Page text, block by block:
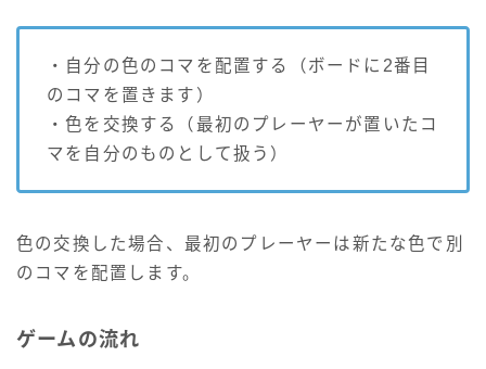
・自分の色のコマを配置する（ボードに2番目
のコマを置きます）
・色を交換する（最初のプレーヤーが置いたコ
マを自分のものとして扱う）
色の交換した場合、最初のプレーヤーは新たな色で別
のコマを配置します。
ゲームの流れ